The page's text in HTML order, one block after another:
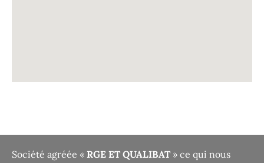
Société agréée « RGE ET QUALIBAT » ce qui nous